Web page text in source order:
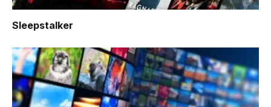
Sleepstalker